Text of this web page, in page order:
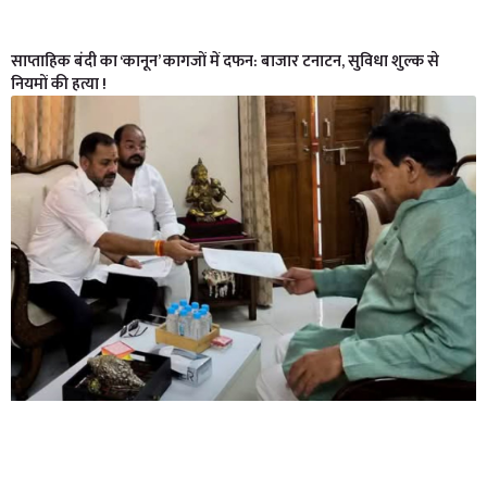
साप्ताहिक बंदी का ‘कानून’ कागजों में दफन: बाजार टनाटन, सुविधा शुल्क से
नियमों की हत्या !